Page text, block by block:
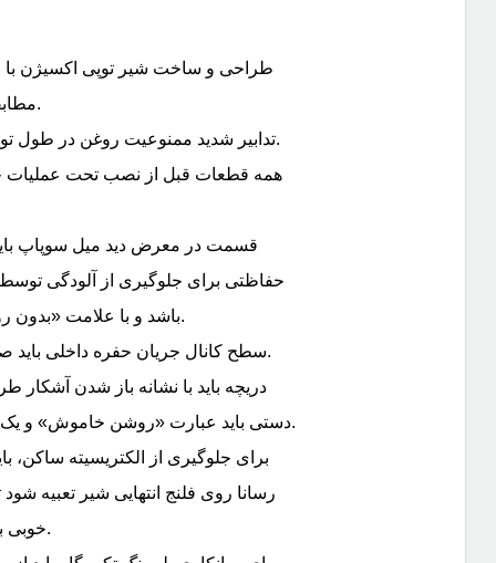
GB16912 مطابقت دارد.
■ تدابیر شدید ممنوعیت روغن در طول تولید اتخاذ می‌شود.
حفاظتی برای جلوگیری از آلودگی
باشد و با علامت «بدون روغن» مشخص شود.
■ سطح کانال جریان حفره داخلی باید صاف و صاف باشد.
دستی باید عبارت «روشن خاموش» و یک فلش روی آن باشد.
رسانا روی فلنج انتهایی شیر تعبیه
خوبی به زمین متصل شود.